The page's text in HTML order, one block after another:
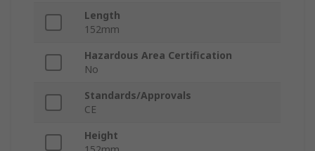
Length
152mm
Hazardous Area Certification
No
Standards/Approvals
CE
Height